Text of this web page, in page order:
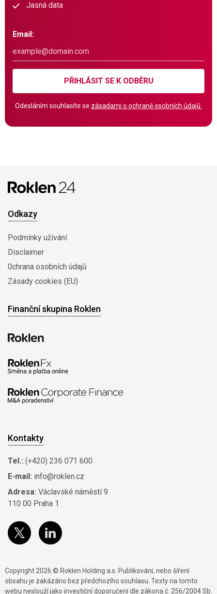
Jasná data
Email:
PŘIHLÁSIT SE K ODBĚRU
Odesláním souhlasíte se zásadami o ochraně osobních údajů.
Odkazy
Podmínky užívání
Disclaimer
0chrana osobních údajů
Zásady cookies (EU)
Finanční skupina Roklen
Kontakty
Tel.: (+420) 236 071 600
E-mail: info@roklen.cz
Adresa: Václavské náměstí 9
110 00 Praha 1
Copyright 2026 © Roklen Holding a.s. Publikování, nebo šíření
obsahu je zakázáno bez předchozího souhlasu. Texty na tomto
webu neslouží jako investiční doporučení dle zákona č. 256/2004 Sb.